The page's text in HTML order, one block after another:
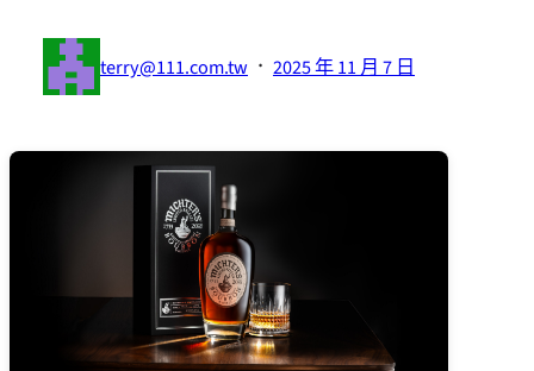
terry@111.com.tw · 2025 年 11 月 7 日